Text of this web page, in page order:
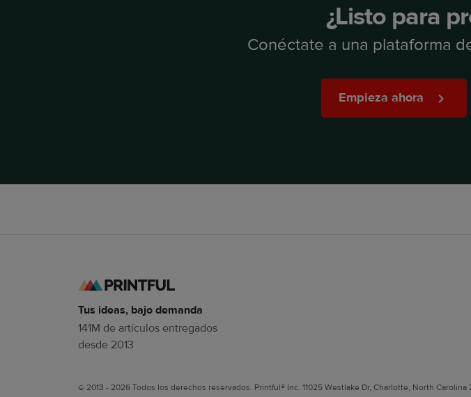
¿Listo para
Conéctate a una plataforma
Empieza ahora
Tus ideas, bajo demanda
141M de artículos entregados
desde 2013
© 2013 - 2026 Todos los derechos reservados. Printful® Inc. 11025 Westlake Dr, Charlotte, North Carolina